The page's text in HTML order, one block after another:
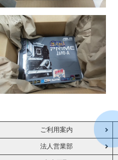
ご利用案内
法人営業部